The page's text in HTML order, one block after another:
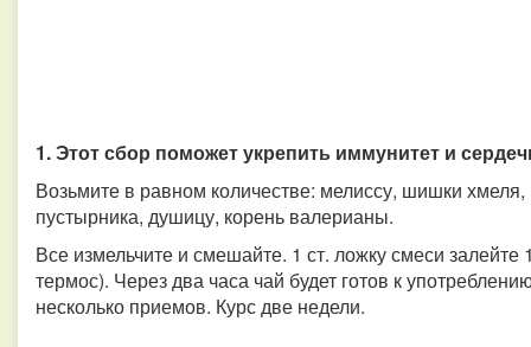
1. Этот сбор поможет укрепить иммунитет и
Возьмите в равном количестве: мелиссу, шишки
пустырника, душицу, корень валерианы.
Все измельчите и смешайте. 1 ст. ложку смеси залейте
термос). Через два часа чай будет готов к
несколько приемов. Курс две недели.